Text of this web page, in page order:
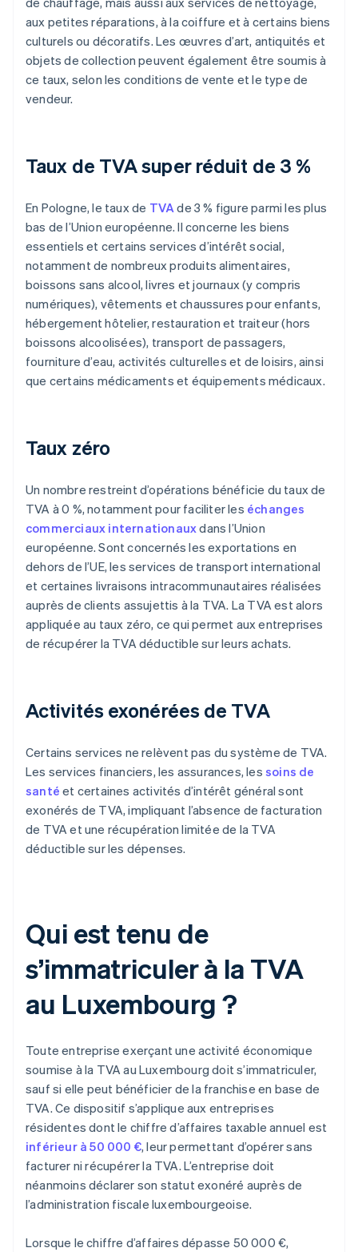
aux petites réparations, à la coiffure et à certains biens
culturels ou décoratifs. Les œuvres d’art, antiquités et
objets de collection peuvent également être soumis à
ce taux, selon les conditions de vente et le type de
vendeur.
Taux de TVA super réduit de 3 %
En Pologne, le taux de TVAde 3 % figure parmi les plus
bas de l’Union européenne. Il concerne les biens
essentiels et certains services d’intérêt social,
notamment de nombreux produits alimentaires,
boissons sans alcool, livres et journaux (y compris
numériques), vêtements et chaussures pour enfants,
hébergement hôtelier, restauration et traiteur (hors
boissons alcoolisées), transport de passagers,
fourniture d’eau, activités culturelles et de loisirs, ainsi
que certains médicaments et équipements médicaux.
Taux zéro
Un nombre restreint d’opérations bénéficie du taux de
TVA à 0 %, notamment pour faciliter les échanges
commerciaux internationauxdans l’Union
européenne. Sont concernés les exportations en
dehors de l’UE, les services de transport international
et certaines livraisons intracommunautaires réalisées
auprès de clients assujettis à la TVA. La TVA est alors
appliquée au taux zéro, ce qui permet aux entreprises
de récupérer la TVA déductible sur leurs achats.
Activités exonérées de TVA
Certains services ne relèvent pas du système de TVA.
Les services financiers, les assurances, les soins de
santé et certaines activités d’intérêt général sont
exonérés de TVA, impliquant l’absence de facturation
de TVA et une récupération limitée de la TVA
déductible sur les dépenses.
Qui est tenu de
s’immatriculer à la TVA
au Luxembourg ?
Toute entreprise exerçant une activité économique
soumise à la TVA au Luxembourg doit s’immatriculer,
sauf si elle peut bénéficier de la franchise en base de
TVA. Ce dispositif s’applique aux entreprises
résidentes dont le chiffre d’affaires taxable annuel est
inférieur à 50 000 €, leur permettant d’opérer sans
facturer ni récupérer la TVA. L’entreprise doit
néanmoins déclarer son statut exonéré auprès de
l’administration fiscale luxembourgeoise.
Lorsque le chiffre d’affaires dépasse 50 000 €,